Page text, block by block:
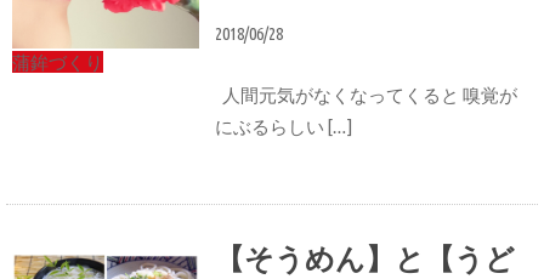
蒲鉾づくり
2018/06/28
人間元気がなくなってくると 嗅覚が
にぶるらしい […]
【そうめん】と【うど